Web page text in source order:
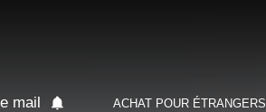
mail ACHAT POUR ÉTRANGERS